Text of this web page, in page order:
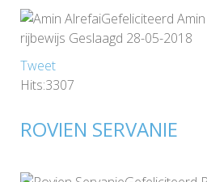
Gefeliciteerd
rijbewijs Geslaagd 28-05-2018
Tweet
Hits:3307
ROVIEN SERVANIE